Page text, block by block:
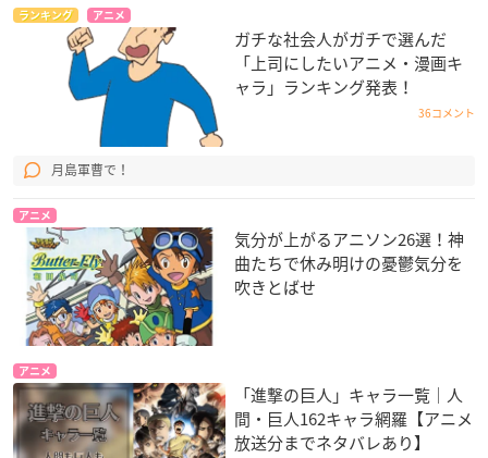
ランキング アニメ
ガチな社会人がガチで選んだ
「上司にしたいアニメ・漫画キ
ャラ」ランキング発表！
36コメント
月島軍曹で！
アニメ
気分が上がるアニソン26選！神
曲たちで休み明けの憂鬱気分を
吹きとばせ
アニメ
「進撃の巨人」キャラ一覧｜人
間・巨人162キャラ網羅【アニメ
放送分までネタバレあり】